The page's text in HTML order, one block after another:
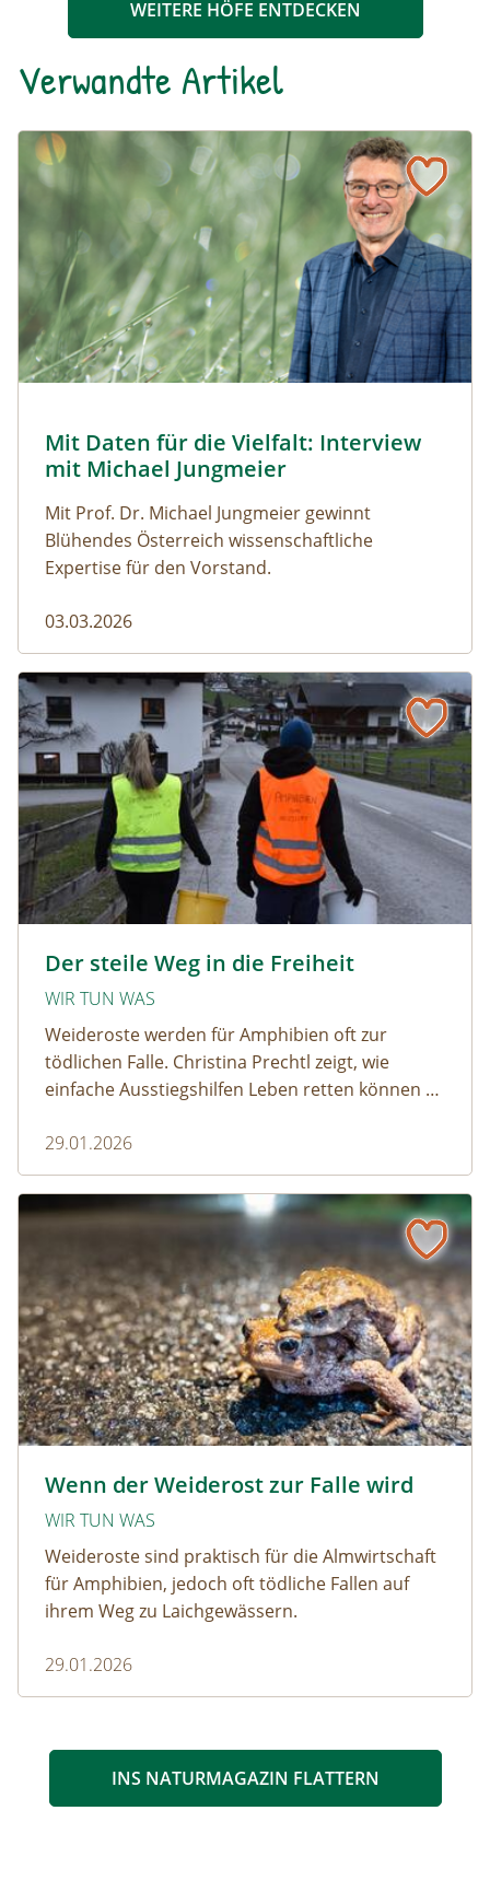
WEITERE HÖFE ENTDECKEN
Verwandte Artikel
Naturmagazin: Mit Daten für die Vielfalt: Interview mit
Naturmagazin: Mit Daten für die Vielfalt: Interview mit
Mit Daten für die Vielfalt: Interview
mit Michael Jungmeier
Mit Prof. Dr. Michael Jungmeier gewinnt
Blühendes Österreich wissenschaftliche
Expertise für den Vorstand.
03.03.2026
Mit Daten für die Vielfalt: Interview mit Michael Jungmeier
Der steile Weg in die Freiheit
WIR TUN WAS
Weideroste werden für Amphibien oft zur
tödlichen Falle. Christina Prechtl zeigt, wie
einfache Ausstiegshilfen Leben retten können –
Aufwand.
29.01.2026
Der steile Weg in die Freiheit
Wenn der Weiderost zur Falle wird
WIR TUN WAS
Weideroste sind praktisch für die Almwirtschaft
für Amphibien, jedoch oft tödliche Fallen auf
ihrem Weg zu Laichgewässern.
29.01.2026
Wenn der Weiderost zur Falle wird
INS NATURMAGAZIN FLATTERN